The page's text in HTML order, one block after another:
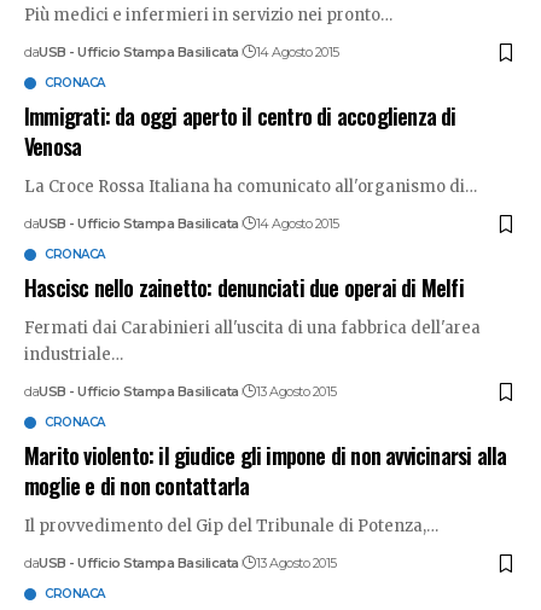
Più medici e infermieri in servizio nei pronto…
daUSB - Ufficio Stampa Basilicata 14 Agosto 2015
CRONACA
Immigrati: da oggi aperto il centro di accoglienza di
Venosa
La Croce Rossa Italiana ha comunicato all'organismo di…
daUSB - Ufficio Stampa Basilicata 14 Agosto 2015
CRONACA
Hascisc nello zainetto: denunciati due operai di Melfi
Fermati dai Carabinieri all'uscita di una fabbrica dell'area
industriale…
daUSB - Ufficio Stampa Basilicata 13 Agosto 2015
CRONACA
Marito violento: il giudice gli impone di non avvicinarsi alla
moglie e di non contattarla
Il provvedimento del Gip del Tribunale di Potenza,…
daUSB - Ufficio Stampa Basilicata 13 Agosto 2015
CRONACA